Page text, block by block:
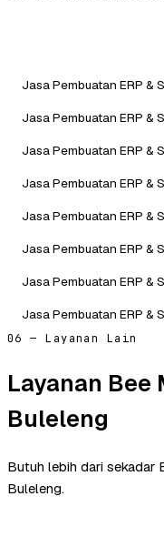
Jasa Pembuatan ERP &
Jasa Pembuatan ERP &
Jasa Pembuatan ERP &
Jasa Pembuatan ERP &
Jasa Pembuatan ERP &
Jasa Pembuatan ERP &
Jasa Pembuatan ERP &
Jasa Pembuatan ERP &
06 — Layanan Lain
Layanan Bee
Buleleng
Butuh lebih dari sekadar
Buleleng.